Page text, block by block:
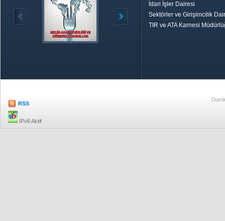
İdari İşler Dairesi
Sektörler ve Girişimcilik
TIR ve ATA Karnesi
RSS
IPv6 Aktif